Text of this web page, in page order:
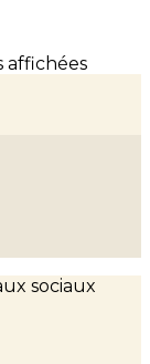
affichées
sociaux